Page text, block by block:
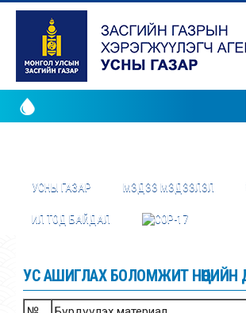
УСНЫ ГАЗАР МЭДЭЭ МЭДЭЭЛЭЛ
ИЛ ТОД БАЙДАЛ
УС АШИГЛАХ БОЛОМЖИТ НӨӨЦИЙН